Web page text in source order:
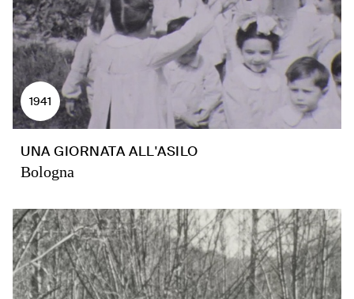
1941
UNA GIORNATA ALL'ASILO
Bologna